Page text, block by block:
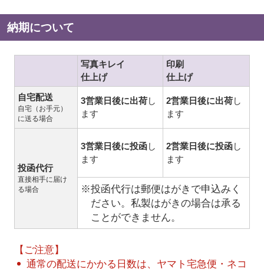
納期について
写真キレイ
仕上げ
印刷
仕上げ
自宅配送
自宅（お手元）
に送る場合
3営業日後に出荷し
ます
2営業日後に出荷し
ます
投函代行
直接相手に届け
る場合
3営業日後に投函し
ます
2営業日後に投函し
ます
※投函代行は郵便はがきで申込みく
ださい。私製はがきの場合は承る
ことができません。
【ご注意】
通常の配送にかかる日数は、ヤマト宅急便・ネコ